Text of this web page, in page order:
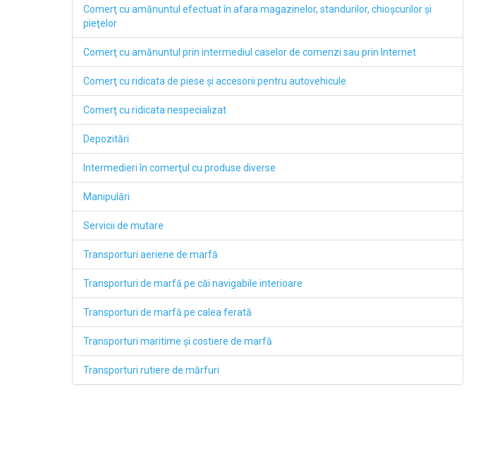
Comerţ cu amănuntul efectuat în afara magazinelor, standurilor, chioşcurilor şi
pieţelor
Comerţ cu amănuntul prin intermediul caselor de comenzi sau prin Internet
Comerţ cu ridicata de piese şi accesorii pentru autovehicule
Comerţ cu ridicata nespecializat
Depozitări
Intermedieri în comerţul cu produse diverse
Manipulări
Servicii de mutare
Transporturi aeriene de marfă
Transporturi de marfă pe căi navigabile interioare
Transporturi de marfă pe calea ferată
Transporturi maritime şi costiere de marfă
Transporturi rutiere de mărfuri